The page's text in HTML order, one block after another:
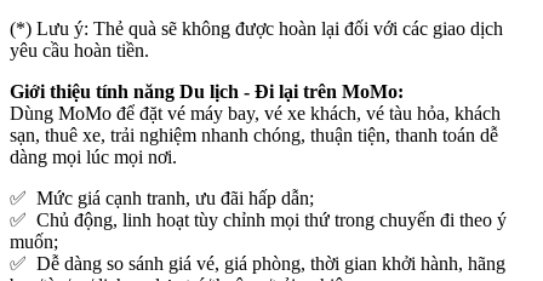
(*) Lưu ý: Thẻ quà sẽ không được hoàn lại đối với các giao dịch
yêu cầu hoàn tiền.
Giới thiệu tính năng Du lịch - Đi lại trên MoMo:
Dùng MoMo để đặt vé máy bay, vé xe khách, vé tàu hỏa, khách
sạn, thuê xe, trải nghiệm nhanh chóng, thuận tiện, thanh toán dễ
dàng mọi lúc mọi nơi.
✅ Mức giá cạnh tranh, ưu đãi hấp dẫn;
✅ Chủ động, linh hoạt tùy chỉnh mọi thứ trong chuyến đi theo ý
muốn;
✅ Dễ dàng so sánh giá vé, giá phòng, thời gian khởi hành, hãng